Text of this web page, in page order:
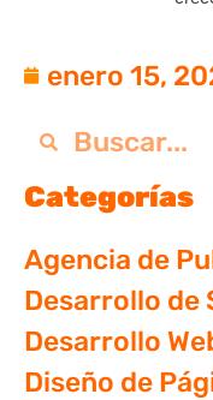
enero 15,
Categorías
Agencia de
Desarrollo de
Desarrollo
Diseño de